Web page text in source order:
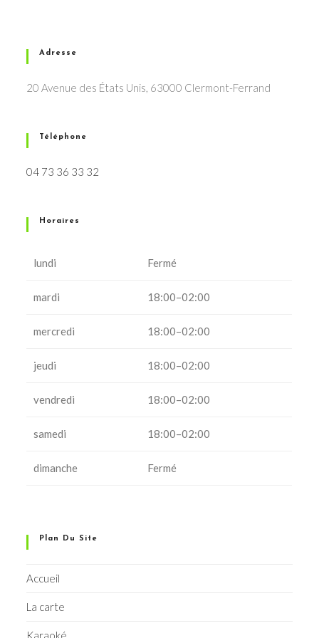
Adresse
20 Avenue des États Unis, 63000 Clermont-Ferrand
Téléphone
04 73 36 33 32
Horaires
lundi Fermé
mardi 18:00–02:00
mercredi 18:00–02:00
jeudi 18:00–02:00
vendredi 18:00–02:00
samedi 18:00–02:00
dimanche Fermé
Plan Du Site
Accueil
La carte
Karaoké